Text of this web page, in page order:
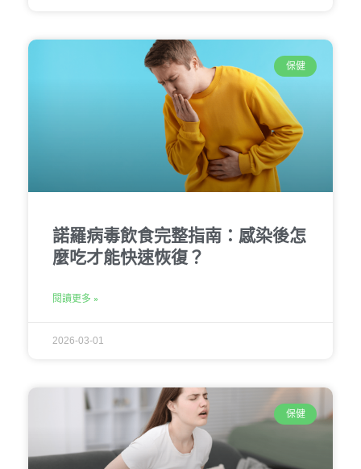
保健
諾羅病毒飲食完整指南：感染後怎
麼吃才能快速恢復？
閱讀更多 »
2026-03-01
保健